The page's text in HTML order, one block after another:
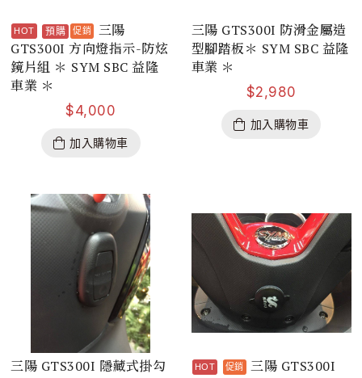
預購
三陽
GTS300I 方向燈指示-防炫
鏡片組 ＊ SYM SBC 益隆
車業 ＊
$4,000
加入購物車
三陽 GTS300I 防滑金屬造
型腳踏板＊ SYM SBC 益隆
車業 ＊
$2,980
加入購物車
三陽 GTS300I 隱藏式掛勾
三陽 GTS300I